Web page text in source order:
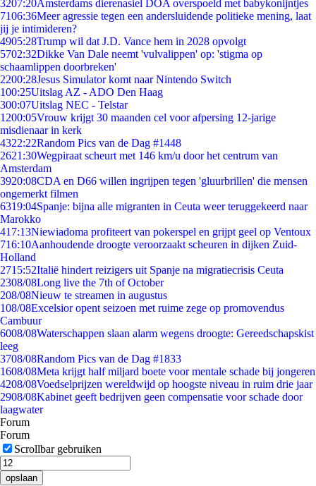
3207:20Amsterdams dierenasiel DOA overspoeld met babykonijntjes
7106:36Meer agressie tegen een andersluidende politieke mening, laat
jij je intimideren?
4905:28Trump wil dat J.D. Vance hem in 2028 opvolgt
5702:32Dikke Van Dale neemt 'vulvalippen' op: 'stigma op
schaamlippen doorbreken'
2200:28Jesus Simulator komt naar Nintendo Switch
100:25Uitslag AZ - ADO Den Haag
300:07Uitslag NEC - Telstar
1200:05Vrouw krijgt 30 maanden cel voor afpersing 12-jarige
misdienaar in kerk
4322:22Random Pics van de Dag #1448
2621:30Wegpiraat scheurt met 146 km/u door het centrum van
Amsterdam
3920:08CDA en D66 willen ingrijpen tegen 'gluurbrillen' die mensen
ongemerkt filmen
6319:04Spanje: bijna alle migranten in Ceuta weer teruggekeerd naar
Marokko
417:13Niewiadoma profiteert van pokerspel en grijpt geel op Ventoux
716:10Aanhoudende droogte veroorzaakt scheuren in dijken Zuid-
Holland
2715:52Italië hindert reizigers uit Spanje na migratiecrisis Ceuta
2308/08Long live the 7th of October
208/08Nieuw te streamen in augustus
108/08Excelsior opent seizoen met ruime zege op promovendus
Cambuur
6008/08Waterschappen slaan alarm wegens droogte: Gereedschapskist
leeg
3708/08Random Pics van de Dag #1833
1608/08Meta krijgt half miljard boete voor mentale schade bij jongeren
4208/08Voedselprijzen wereldwijd op hoogste niveau in ruim drie jaar
2908/08Kabinet geeft bedrijven geen compensatie voor schade door
laagwater
Forum
Forum
Scrollbar gebruiken
opslaan